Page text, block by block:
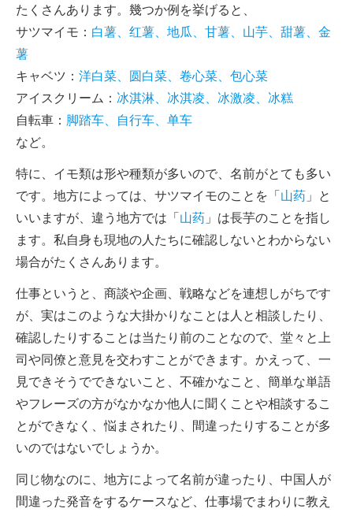
たくさんあります。幾つか例を挙げると、
サツマイモ： 白薯、红薯、地瓜、甘薯、山芋、甜薯、金
薯
キャベツ： 洋白菜、圆白菜、卷心菜、包心菜
アイスクリーム： 冰淇淋、冰淇凌、冰激凌、冰糕
自転車： 脚踏车、自行车、单车
など。
特に、イモ類は形や種類が多いので、名前がとても多い
です。地方によっては、サツマイモのことを「 山药 」と
いいますが、違う地方では「 山药 」は長芋のことを指し
ます。私自身も現地の人たちに確認しないとわからない
場合がたくさんあります。
仕事というと、商談や企画、戦略などを連想しがちです
が、実はこのような大掛かりなことは人と相談したり、
確認したりすることは当たり前のことなので、堂々と上
司や同僚と意見を交わすことができます。かえって、一
見できそうでできないこと、不確かなこと、簡単な単語
やフレーズの方がなかなか他人に聞くことや相談するこ
とができなく、悩まされたり、間違ったりすることが多
いのではないでしょうか。
同じ物なのに、地方によって名前が違ったり、中国人が
間違った発音をするケースなど、仕事場でまわりに教え